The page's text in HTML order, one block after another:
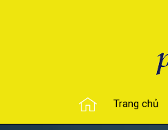
Trang chủ